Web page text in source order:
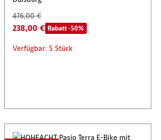
Verfügbar: 37 Stück
476,00 €
238,00 € Rabatt -50%
Verfügbar: 5 Stück